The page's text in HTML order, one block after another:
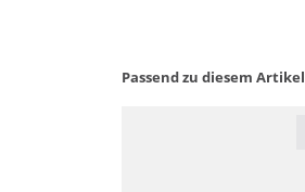
Passend zu diesem Artikel